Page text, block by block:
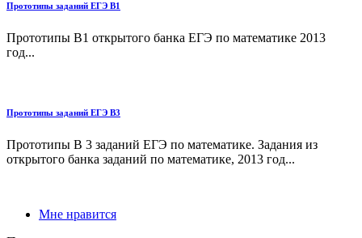
Прототипы заданий ЕГЭ В1
Прототипы В1 открытого банка ЕГЭ по математике 2013
год...
Прототипы заданий ЕГЭ В3
Прототипы В 3 заданий ЕГЭ по математике. Задания из
открытого банка заданий по математике, 2013 год...
Мне нравится